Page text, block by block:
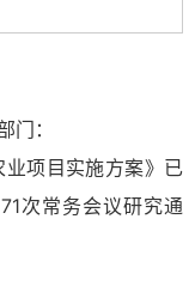
门：
项目实施方案》已
次常务会议研究通